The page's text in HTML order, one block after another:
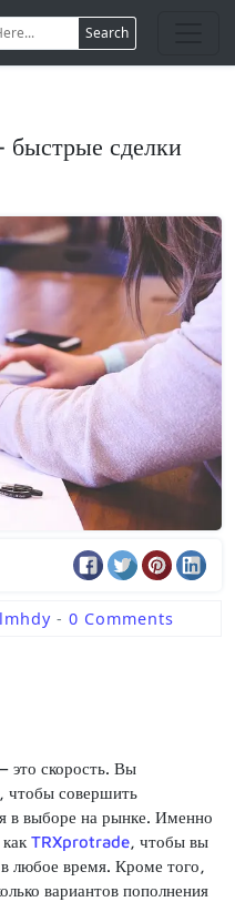
Search
сделки
- 0 Comments
это скорость. Вы
чтобы совершить
в выборе на рынке. Именно
TRXprotrade, чтобы вы
любое время. Кроме того,
вариантов пополнения